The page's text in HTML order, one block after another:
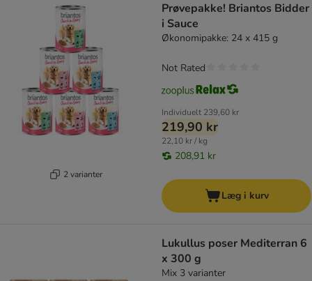
2 varianter
Prøvepakke! Briantos Bidder
i Sauce
Økonomipakke: 24 x 415 g
Individuelt 239,60 kr
219,90 kr
22,10 kr / kg
208,91 kr
Not Rated
Læg i kurv
Lukullus poser Mediterran 6
x 300 g
Mix 3 varianter